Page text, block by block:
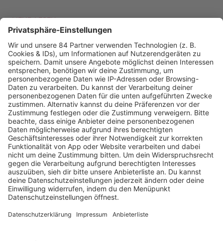
MEHR LESEN
PODCAST-GÄSTE: MEHR NEWS
HOME
RADIOS
barba radio
Lagerfeuer
Füße hoch
Schmusekatze
Song Contest
Mädelsabend